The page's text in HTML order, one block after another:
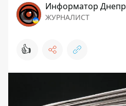
Информатор Днепр
ЖУРНАЛИСТ
👍